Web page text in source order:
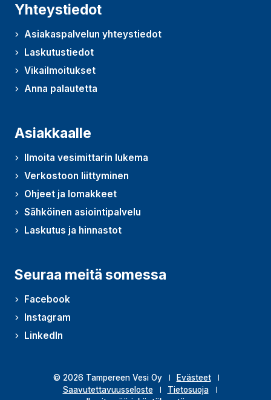
Yhteystiedot
Asiakaspalvelun yhteystiedot
Laskutustiedot
Vikailmoitukset
Anna palautetta
(Avautuu uudessa ikkunassa)
Asiakkaalle
Ilmoita vesimittarin lukema
Verkostoon liittyminen
Ohjeet ja lomakkeet
Sähköinen asiointipalvelu
Laskutus ja hinnastot
Seuraa meitä somessa
Facebook
Instagram
LinkedIn
© 2026 Tampereen Vesi Oy
Evästeet
Saavutettavuusseloste
Tietosuoja